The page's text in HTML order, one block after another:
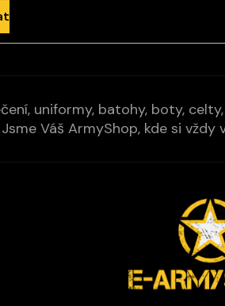
uniformy, batohy, boty,
Váš ArmyShop, kde si vždy